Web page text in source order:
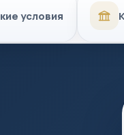
условия